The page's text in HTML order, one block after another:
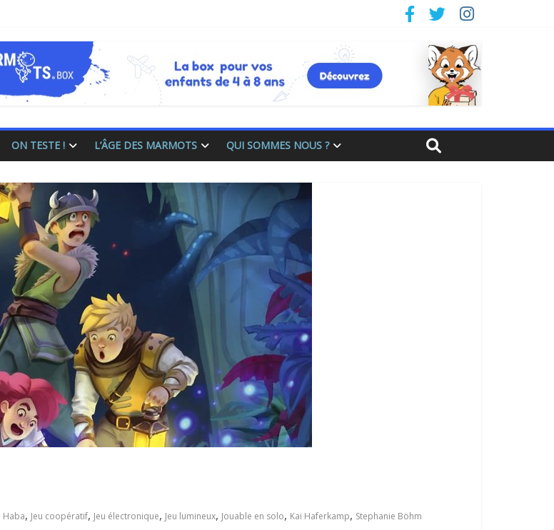
ON TESTE ! L’ÂGE DES MARMOTS QUI SOMMES NOUS ?
Haba, Jeu coopératif, Jeu électronique, Jeu lumineux, Jouable en solo, Kai Haferkamp, Stephanie Böhm